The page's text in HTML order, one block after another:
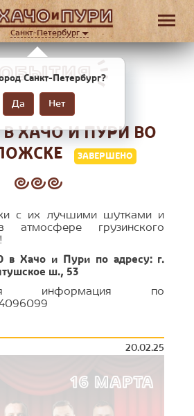
Санкт-Петербург
Санкт-Петербург?
Да Нет
В ХАЧО И ПУРИ ВО
ЗАВЕРШЕНО
с их лучшими шутками и
атмосфере грузинского
в Хачо и Пури по адресу: г.
ш., 53
информация по
20.02.25